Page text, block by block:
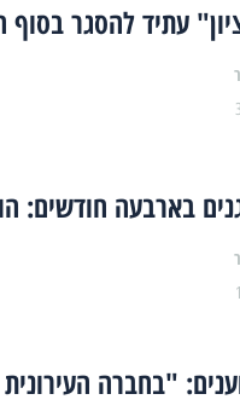
עתיד להסגר
חודשים: הורי גן ישי 5
"בחברה